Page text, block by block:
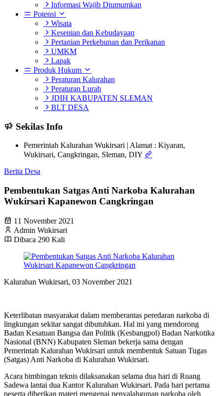
Informasi Wajib Diumumkan
Potensi
Wisata
Kesenian dan Kebudayaan
Pertanian Perkebunan dan Perikanan
UMKM
Lapak
Produk Hukum
Peraturan Kalurahan
Peraturan Lurah
JDIH KABUPATEN SLEMAN
BLT DESA
Sekilas Info
Pemerintah Kalurahan Wukirsari | Alamat : Kiyaran,
Wukirsari, Cangkringan, Sleman, DIY
Berita Desa
Pembentukan Satgas Anti Narkoba Kalurahan
Wukirsari Kapanewon Cangkringan
11 November 2021
Admin Wukirsari
Dibaca 290 Kali
Kalurahan Wukirsari, 03 November 2021
Keterlibatan masyarakat dalam memberantas peredaran narkoba di
lingkungan sekitar sangat dibutuhkan. Hal ini yang mendorong
Badan Kesatuan Bangsa dan Politik (Kesbangpol) Badan Narkotika
Nasional (BNN) Kabupaten Sleman bekerja sama dengan
Pemerintah Kalurahan Wukirsari untuk membentuk Satuan Tugas
(Satgas) Anti Narkoba di Kalurahan Wukirsari.
Acara bimbingan teknis dilaksanakan selama dua hari di Ruang
Sadewa lantai dua Kantor Kalurahan Wukirsari. Pada hari pertama
peserta diberikan materi mengenai penyalahgunan narkoba oleh